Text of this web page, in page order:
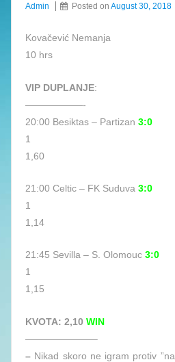
Admin Posted on August 30, 2018
Kovačević Nemanja
10 hrs
VIP DUPLANJE:
——————-
20:00 Besiktas – Partizan 3:0
1
1,60
21:00 Celtic – FK Suduva 3:0
1
1,14
21:45 Sevilla – S. Olomouc 3:0
1
1,15
KVOTA: 2,10 WIN
———————–
– Nikad skoro ne igram protiv